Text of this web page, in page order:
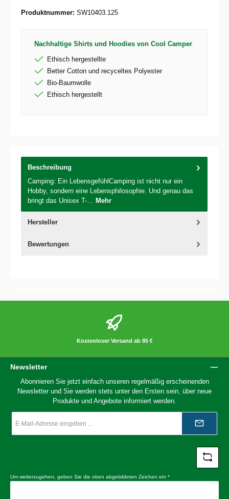
Produktnummer: SW10403.125
Nachhaltige Shirts und Hoodies von Cool Camper
Ethisch hergestellte
Better Cotton und recyceltes Polyester
Bio-Baumwolle
Ethisch hergestellt
Beschreibung
Camping: Ein LebensgefühlCamping ist nicht nur ein
Hobby, sondern eine Lebensphilosophie. Und genau das
bringt das Unisex T-… Mehr
Hersteller
Bewertungen
Kostenloser Versand ab 85 €
Newsletter
Abonnieren Sie jetzt einfach unseren regelmäßig erscheinenden
Newsletter und Sie werden stets unter den Ersten sein, über neue
Produkte und Angebote informiert werden.
Mail-
*
Um weiterzugehen, geben Sie die oben abgebildeten Zeichen ein *